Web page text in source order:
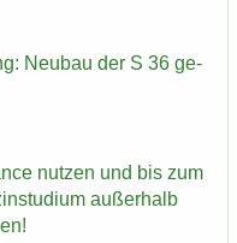
Neu­bau der S 36 ge­
nut­zen und bis zum
au­ßer­halb